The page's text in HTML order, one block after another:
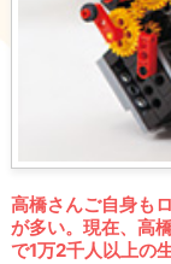
高橋さんご自身も
が多い。現在、高
で1万2千人以上の